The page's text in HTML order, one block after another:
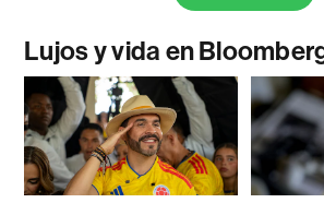
Lujos y vida en